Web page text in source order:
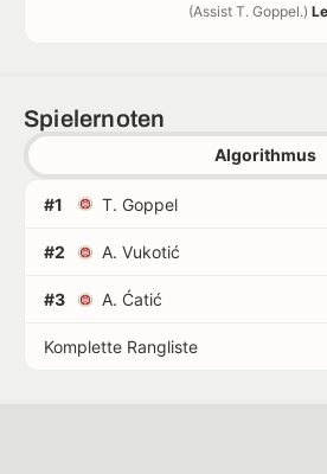
(Assist T. Goppel.)
Spielernoten
Algorithmus
#1 T. Goppel
#2 A. Vukotić
#3 A. Ćatić
Komplette Rangliste